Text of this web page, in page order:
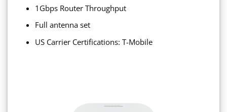
1Gbps Router Throughput
Full antenna set
US Carrier Certifications: T-Mobile